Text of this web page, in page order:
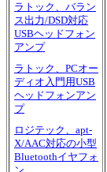
ラトック、バラン
ス出力/DSD対応
USBヘッドフォン
アンプ
ラトック、PCオー
ディオ入門用USB
ヘッドフォンアン
プ
ロジテック、apt-
X/AAC対応の小型
Bluetoothイヤフォ